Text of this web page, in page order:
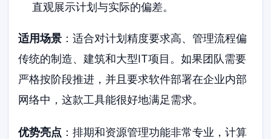
直观展示计划与实际的偏差。
适用场景 ：适合对计划精度要求高、管理流程偏
传统的制造、建筑和大型IT项目。如果团队需要
严格按阶段推进，并且要求软件部署在企业内部
网络中，这款工具能很好地满足需求。
优势亮点 ：排期和资源管理功能非常专业，计算